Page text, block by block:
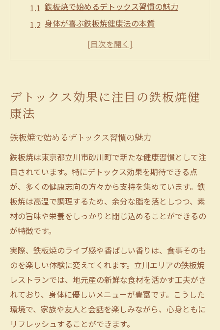
鉄板焼で始めるデトックス習慣の魅力
身体が喜ぶ鉄板焼健康法の本質
デトックスにはどんな鉄板焼食材が最適か
東京都立川市砂川町で味わう鉄板焼の魅力
砂川町で体験できる鉄板焼の醍醐味
鉄板焼が生み出す砂川町の新たな楽しみ方
健康を意識した鉄板焼店の選び方ガイド
砂川町で鉄板焼きとデトックスを満喫する
秘訣
鉄板焼ならではのヘルシーな食事体験
鉄板焼で味わうヘルシーな美食の世界
栄養を逃さない鉄板焼調理の工夫
ヘルシー志向におすすめの鉄板焼メニュー
鉄板焼でしか得られない健康効果とは
野菜たっぷり鉄板焼で体も心も軽やかに
美容意識が高まる鉄板焼デトックス術
鉄板焼で美しくなるデトックス術を学ぶ
デトックス効果に注目の鉄板焼健
康法
鉄板焼で始めるデトックス習慣の魅力
鉄板焼は東京都立川市砂川町で新たな健康習慣として注
目されています。特にデトックス効果を期待できる点
が、多くの健康志向の方々から支持を集めています。鉄
板焼は高温で調理するため、余分な脂を落としつつ、素
材の旨味や栄養をしっかりと閉じ込めることができるの
が特徴です。
実際、鉄板焼のライブ感や香ばしい香りは、食事そのも
のを楽しい体験に変えてくれます。立川エリアの鉄板焼
レストランでは、地元産の新鮮な食材を活かす工夫がさ
れており、身体に優しいメニューが豊富です。こうした
環境で、家族や友人と会話を楽しみながら、心身ともに
リフレッシュすることができます。